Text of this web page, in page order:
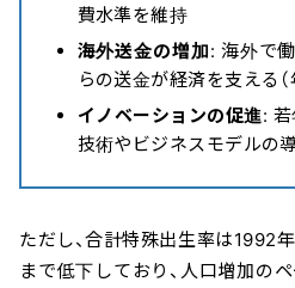
費水準を維持
海外送金の増加: 海外で
らの送金が経済を支える
イノベーションの促進:
技術やビジネスモデルの
ただし、合計特殊出生率は1992
まで低下しており、人口増加の